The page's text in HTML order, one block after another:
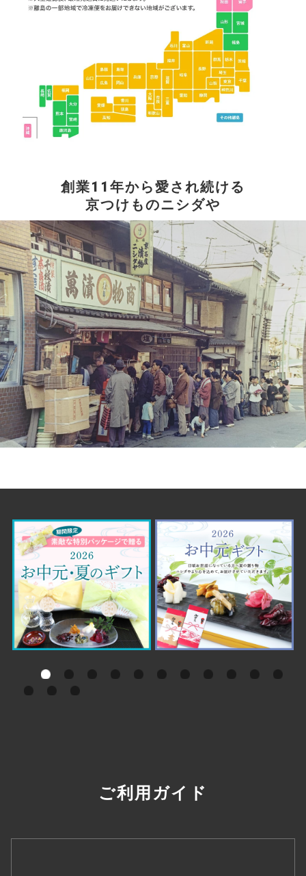
創業11年から愛され続ける
京つけものニシダや
ご利用ガイド